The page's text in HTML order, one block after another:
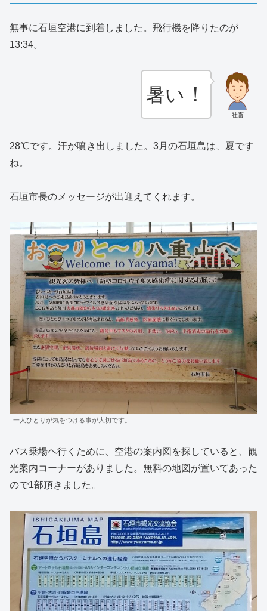
無事に石垣空港に到着しました。飛行機を降りたのが
13:34。
社畜
暑い ！
28℃です。汗が噴き出しました。3月の石垣島は、夏です
ね。
石垣市長のメッセージが出迎えてくれます。
一人ひとりが気をつける事が大切です。
バス乗場ヘ行くために、空港の案内図を探していると、観
光案内コーナーがありました。無料の地図が置いてあった
ので1部頂きました。